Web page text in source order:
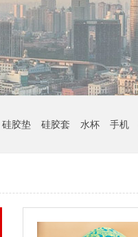
硅胶垫 硅胶套 水杯 手机